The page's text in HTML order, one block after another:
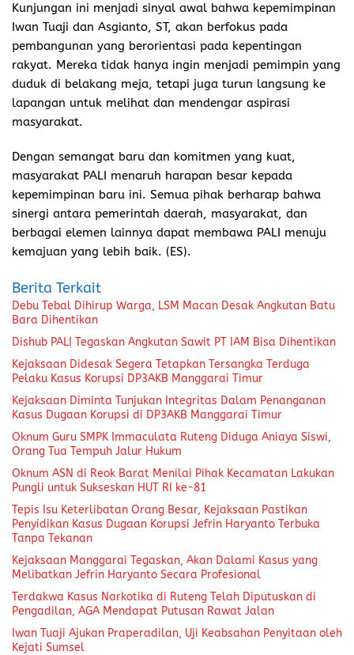
Kunjungan ini menjadi sinyal awal bahwa kepemimpinan
Iwan Tuaji dan Asgianto, ST, akan berfokus pada
pembangunan yang berorientasi pada kepentingan
rakyat. Mereka tidak hanya ingin menjadi pemimpin yang
duduk di belakang meja, tetapi juga turun langsung ke
lapangan untuk melihat dan mendengar aspirasi
masyarakat.
Dengan semangat baru dan komitmen yang kuat,
masyarakat PALI menaruh harapan besar kepada
kepemimpinan baru ini. Semua pihak berharap bahwa
sinergi antara pemerintah daerah, masyarakat, dan
berbagai elemen lainnya dapat membawa PALI menuju
kemajuan yang lebih baik. (ES).
Berita Terkait
Debu Tebal Dihirup Warga, LSM Macan Desak Angkutan Batu
Bara Dihentikan
Dishub PALI Tegaskan Angkutan Sawit PT IAM Bisa Dihentikan
Kejaksaan Didesak Segera Tetapkan Tersangka Terduga
Pelaku Kasus Korupsi DP3AKB Manggarai Timur
Kejaksaan Diminta Tunjukan Integritas Dalam Penanganan
Kasus Dugaan Korupsi di DP3AKB Manggarai Timur
Oknum Guru SMPK Immaculata Ruteng Diduga Aniaya Siswi,
Orang Tua Tempuh Jalur Hukum
Oknum ASN di Reok Barat Menilai Pihak Kecamatan Lakukan
Pungli untuk Sukseskan HUT RI ke-81
Tepis Isu Keterlibatan Orang Besar, Kejaksaan Pastikan
Penyidikan Kasus Dugaan Korupsi Jefrin Haryanto Terbuka
Tanpa Tekanan
Kejaksaan Manggarai Tegaskan, Akan Dalami Kasus yang
Melibatkan Jefrin Haryanto Secara Profesional
Terdakwa Kasus Narkotika di Ruteng Telah Diputuskan di
Pengadilan, AGA Mendapat Putusan Rawat Jalan
Iwan Tuaji Ajukan Praperadilan, Uji Keabsahan Penyitaan oleh
Kejati Sumsel